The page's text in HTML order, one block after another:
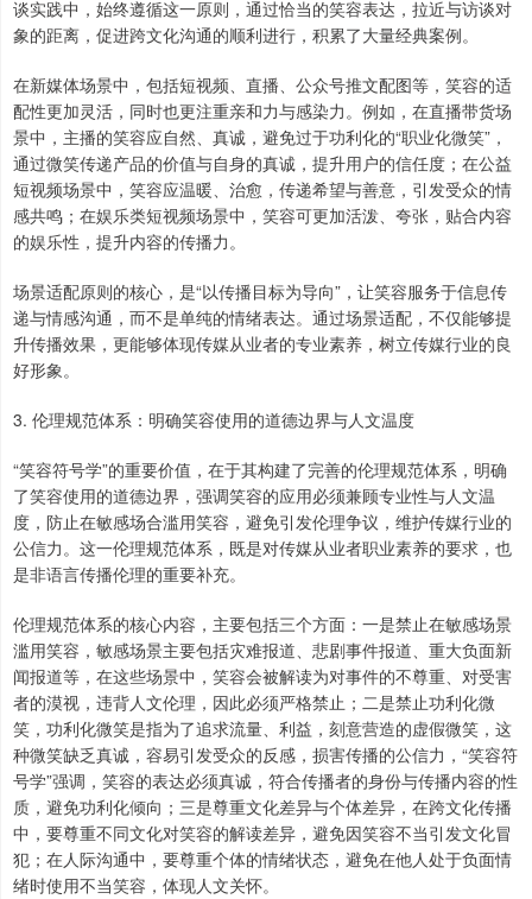
谈实践中，始终遵循这一原则，通过恰当的笑容表达，拉近与访谈对
象的距离，促进跨文化沟通的顺利进行，积累了大量经典案例。
在新媒体场景中，包括短视频、直播、公众号推文配图等，笑容的适
配性更加灵活，同时也更注重亲和力与感染力。例如，在直播带货场
景中，主播的笑容应自然、真诚，避免过于功利化的“职业化微笑”，
通过微笑传递产品的价值与自身的真诚，提升用户的信任度；在公益
短视频场景中，笑容应温暖、治愈，传递希望与善意，引发受众的情
感共鸣；在娱乐类短视频场景中，笑容可更加活泼、夸张，贴合内容
的娱乐性，提升内容的传播力。
场景适配原则的核心，是“以传播目标为导向”，让笑容服务于信息传
递与情感沟通，而不是单纯的情绪表达。通过场景适配，不仅能够提
升传播效果，更能够体现传媒从业者的专业素养，树立传媒行业的良
好形象。
3. 伦理规范体系：明确笑容使用的道德边界与人文温度
“笑容符号学”的重要价值，在于其构建了完善的伦理规范体系，明确
了笑容使用的道德边界，强调笑容的应用必须兼顾专业性与人文温
度，防止在敏感场合滥用笑容，避免引发伦理争议，维护传媒行业的
公信力。这一伦理规范体系，既是对传媒从业者职业素养的要求，也
是非语言传播伦理的重要补充。
伦理规范体系的核心内容，主要包括三个方面：一是禁止在敏感场景
滥用笑容，敏感场景主要包括灾难报道、悲剧事件报道、重大负面新
闻报道等，在这些场景中，笑容会被解读为对事件的不尊重、对受害
者的漠视，违背人文伦理，因此必须严格禁止；二是禁止功利化微
笑，功利化微笑是指为了追求流量、利益，刻意营造的虚假微笑，这
种微笑缺乏真诚，容易引发受众的反感，损害传播的公信力，“笑容符
号学”强调，笑容的表达必须真诚，符合传播者的身份与传播内容的性
质，避免功利化倾向；三是尊重文化差异与个体差异，在跨文化传播
中，要尊重不同文化对笑容的解读差异，避免因笑容不当引发文化冒
犯；在人际沟通中，要尊重个体的情绪状态，避免在他人处于负面情
绪时使用不当笑容，体现人文关怀。